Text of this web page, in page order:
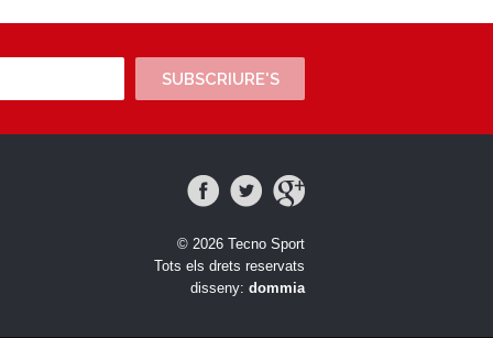
SUBSCRIURE'S
© 2026 Tecno Sport
Tots els drets reservats
disseny: dommia